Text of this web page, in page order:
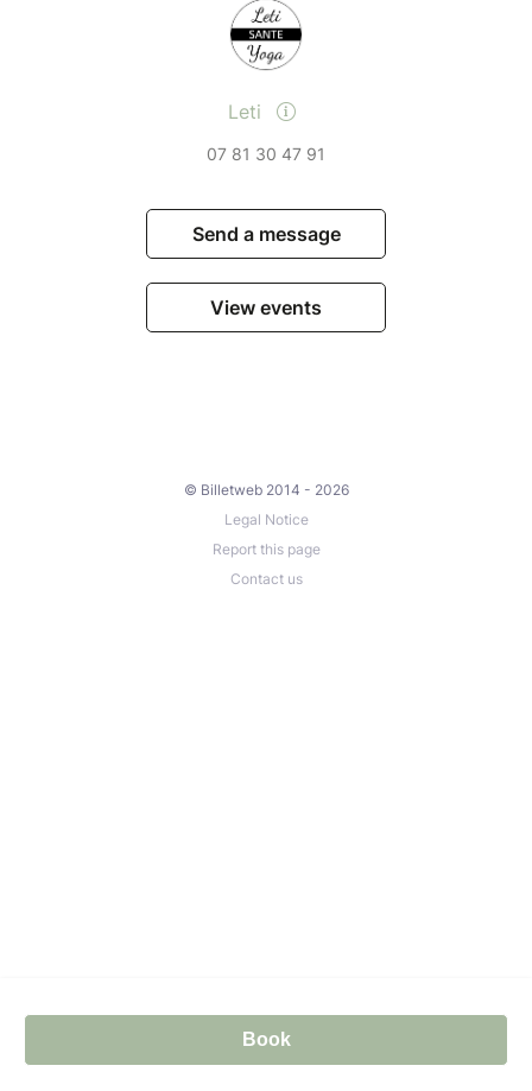
Leti
07 81 30 47 91
Send a message
View events
© Billetweb 2014 - 2026
Legal Notice
Report this page
Contact us
Book